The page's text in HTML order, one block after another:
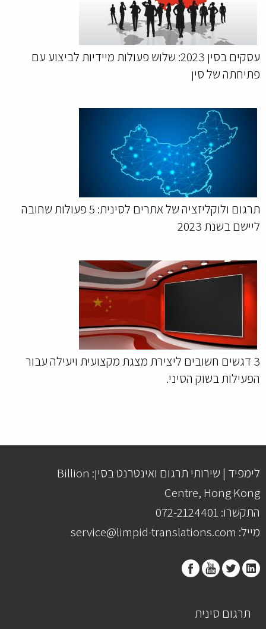
עסקים בסין 2023: שלוש פעולות מיידיות לביצוע עם
פתיחתה של סין
תרגום ולוקליזציה של אתרים לסינית: 5 פעולות שחובה
ליישם בשנת 2023
3 דגשים חשובים ליצירת מצגת מקצועית ויעילה עבור
הפעילות בשוק הסיני.
לימפיד | שירותי תרגום ואינטרנט בסין: Billion
Centre, Hong Kong
התקשרו: 072-2124401
מייל: service@limpid-translations.com
תרגום סינית